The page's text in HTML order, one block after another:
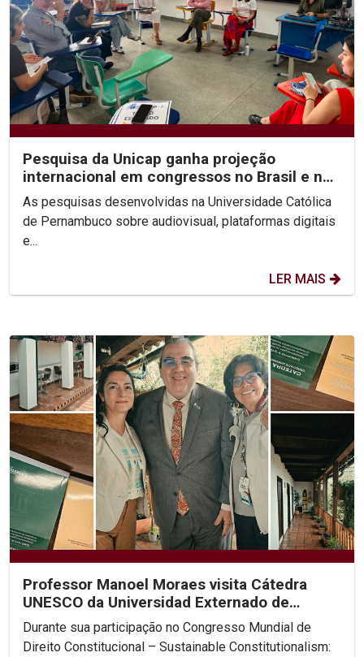
Pesquisa da Unicap ganha projeção
internacional em congressos no Brasil e no
México
As pesquisas desenvolvidas na Universidade Católica
de Pernambuco sobre audiovisual, plataformas digitais
e...
LER MAIS
Professor Manoel Moraes visita Cátedra
UNESCO da Universidad Externado de
Colombia
Durante sua participação no Congresso Mundial de
Direito Constitucional – Sustainable Constitutionalism: